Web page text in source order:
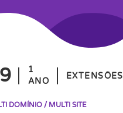
1
ANO
EXTENSÕES
DOMÍNIO / MULTI SITE